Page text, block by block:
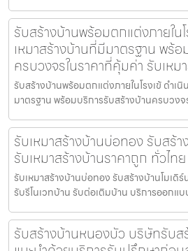
รับสร้างบ้านพร้อมตกแต่งภายใน
เหมาสร้างบ้านที่มีมาตรฐาน พร้
ครบวงจรในราคาที่คุ้มค่า รับเหม
รับสร้างบ้านพร้อมตกแต่งภายในโรงเข้ ดำเ
มาตรฐาน พร้อมบริการรับสร้างบ้านครบวงจ
รับเหมาสร้างบ้านบ่อทอง รับสร้
รับเหมาสร้างบ้านราคาถูก ทั่วไทย
รับเหมาสร้างบ้านบ่อทอง รับสร้างบ้านโมเดิร์
รับรีโนเวทบ้าน รับต่อเติมบ้าน บริการออกแ
รับสร้างบ้านหนองบัว บริษัทรับส